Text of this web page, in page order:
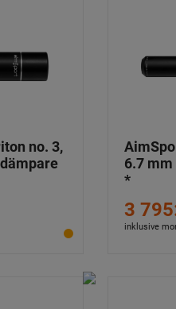
no. 3,
6.7
*
3
inklusive